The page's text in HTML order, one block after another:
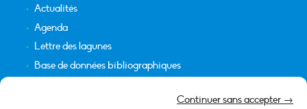
Continuer sans accepter →
Actualités
Agenda
Lettre des lagunes
Base de données bibliographiques